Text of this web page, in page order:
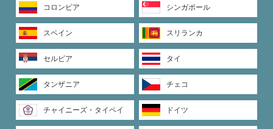
コロンビア シンガポール
スペイン スリランカ
セルビア タイ
タンザニア チェコ
チャイニーズ・タイペイ ドイツ